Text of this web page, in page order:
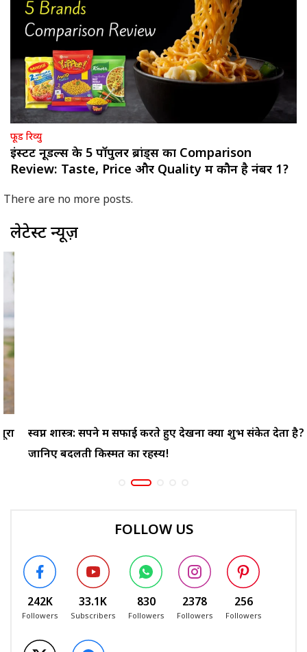
फूड रिव्यु
इंस्टेंट नूडल्स के 5 पॉपुलर ब्रांड्स का Comparison
Review: Taste, Price और Quality में कौन है नंबर 1?
लेटेस्ट न्यूज़
जानिए बदलती किस्मत का रहस्य!
242K
Followers
33.1K
Subscribers
830
Followers
2378
Followers
256
Followers